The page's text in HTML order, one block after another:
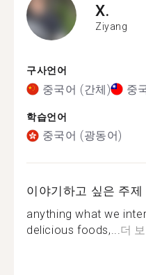
X.
Ziyang
구사언어
중국어 (간체) 중
학습언어
중국어 (광동어)
이야기하고 싶은 주제
anything what we
delicious foods,...더